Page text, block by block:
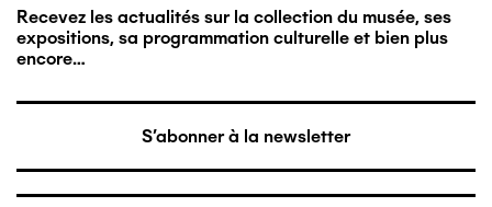
Recevez les actualités sur la collection du musée, ses
expositions, sa programmation culturelle et bien plus
encore…
S'abonner à la newsletter